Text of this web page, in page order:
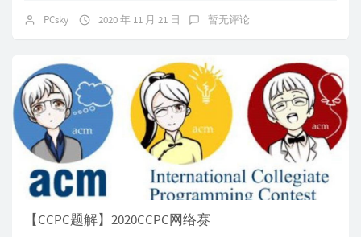
PCsky 2020 年 11 月 21 日 暂无评论
【CCPC题解】2020CCPC网络赛